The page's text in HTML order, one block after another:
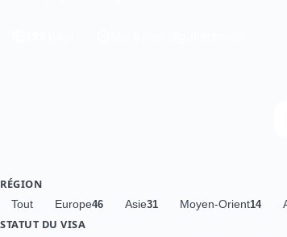
RÉGION
Tout Europe46 Asie31 Moyen-Orient14
STATUT DU VISA